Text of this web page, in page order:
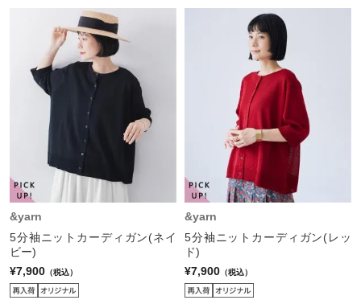
&yarn
5分袖ニットカーディガン(ネイ
ビー)
¥7,900 （税込）
&yarn
5分袖ニットカーディガン(レッ
ド)
¥7,900 （税込）